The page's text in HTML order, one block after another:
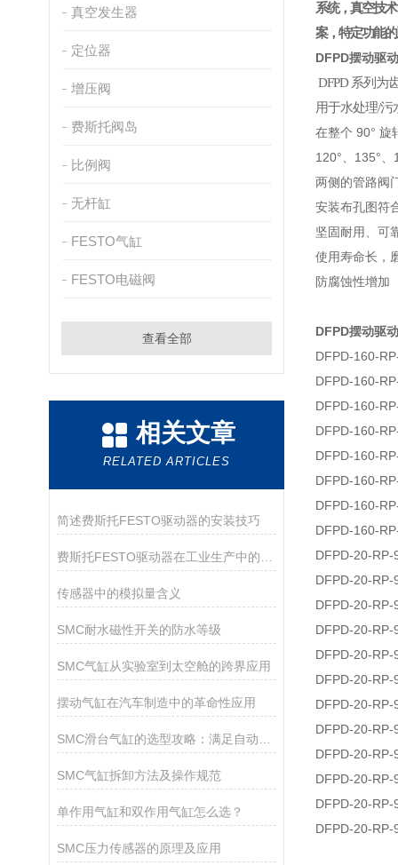
真空发生器
定位器
增压阀
费斯托阀岛
比例阀
无杆缸
FESTO气缸
FESTO电磁阀
查看全部
相关文章
RELATED ARTICLES
简述费斯托FESTO驱动器的安装技巧
传感器中的模拟量含义
SMC耐水磁性开关的防水等级
SMC气缸从实验室到太空舱的跨界应用
摆动气缸在汽车制造中的革命性应用
SMC气缸拆卸方法及操作规范
单作用气缸和双作用气缸怎么选？
SMC压力传感器的原理及应用
系统，真空技
案，特定功能
DFPD摆动驱
DFPD 系列为
用于水处理/
在整个 90° 旋
120°、135°
两侧的管路阀
安装布孔图符
坚固耐用、可
使用寿命长，
防腐蚀性增加
DFPD摆动驱
DFPD-160-
DFPD-160-
DFPD-160-
DFPD-160-
DFPD-160-
DFPD-160-
DFPD-160-
DFPD-160-
DFPD-20-RP-
DFPD-20-
DFPD-20-RP-
DFPD-20-
DFPD-20-
DFPD-20-
DFPD-20-
DFPD-20-
DFPD-20-
DFPD-20-
DFPD-20-
DFPD-20-